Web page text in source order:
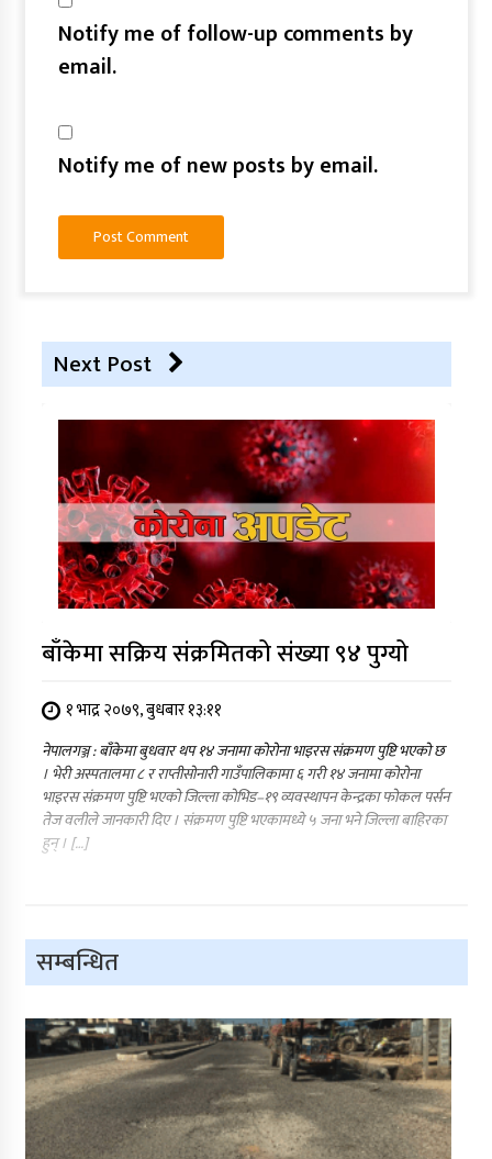
Notify me of follow-up comments by
email.
Notify me of new posts by email.
Next Post
बाँकेमा सक्रिय संक्रमितको संख्या ९४ पुग्यो
१ भाद्र २०७९, बुधबार १३:११
नेपालगञ्ज : बाँकेमा बुधवार थप १४ जनामा कोरोना भाइरस संक्रमण पुष्टि भएको छ
। भेरी अस्पतालमा ८ र राप्तीसोनारी गाउँपालिकामा ६ गरी १४ जनामा कोरोना
भाइरस संक्रमण पुष्टि भएको जिल्ला कोभिड–१९ व्यवस्थापन केन्द्रका फोकल पर्सन
तेज वलीले जानकारी दिए । संक्रमण पुष्टि भएकामध्ये ५ जना भने जिल्ला बाहिरका
हुन् । […]
सम्बन्धित